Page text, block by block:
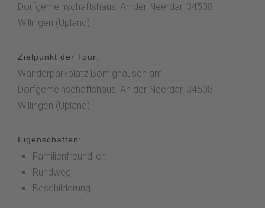
Dorfgemeinschaftshaus, An der Neerdar, 34508
Willingen (Upland)
Zielpunkt der Tour:
Wanderparkplatz Bömighausen am
Dorfgemeinschaftshaus, An der Neerdar, 34508
Willingen (Upland)
Eigenschaften:
Familienfreundlich
Rundweg
Beschilderung